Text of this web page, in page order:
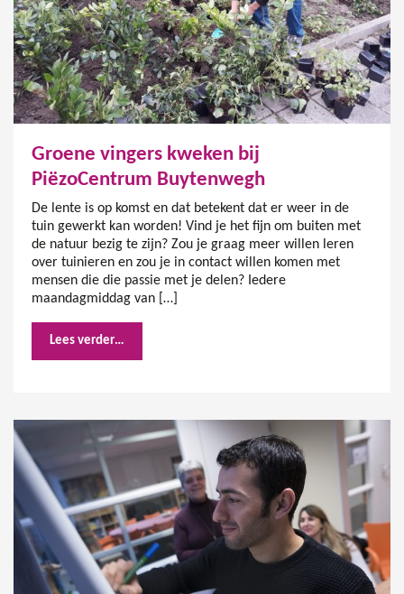
Groene vingers kweken bij
PiëzoCentrum Buytenwegh
De lente is op komst en dat betekent dat er weer in de
tuin gewerkt kan worden! Vind je het fijn om buiten met
de natuur bezig te zijn? Zou je graag meer willen leren
over tuinieren en zou je in contact willen komen met
mensen die die passie met je delen? Iedere
maandagmiddag van […]
Lees verder…